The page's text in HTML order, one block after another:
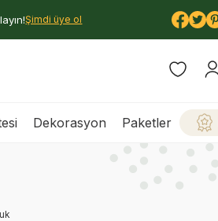
Şimdi üye ol
Dekorasyon Paketler